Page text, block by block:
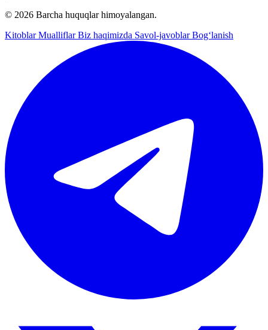
© 2026 Barcha huquqlar himoyalangan.
KitoblarMualliflarBiz haqimizda Savol-javoblarBog‘lanish